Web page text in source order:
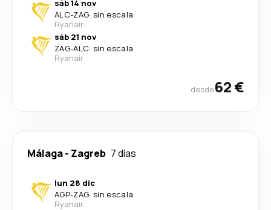
sáb 14 nov
ALC-ZAG· sin escala
Ryanair
sáb 21 nov
ZAG-ALC· sin escala
Ryanair
desde62 €
Málaga- Zagreb 7 días
lun 28 dic
AGP-ZAG· sin escala
Ryanair